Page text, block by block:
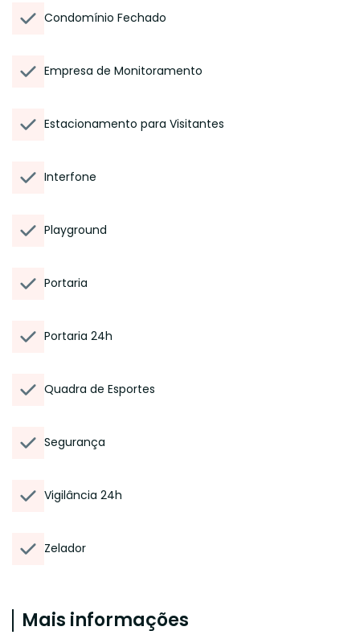
Condomínio Fechado
Empresa de Monitoramento
Estacionamento para Visitantes
Interfone
Playground
Portaria
Portaria 24h
Quadra de Esportes
Segurança
Vigilância 24h
Zelador
Mais informações